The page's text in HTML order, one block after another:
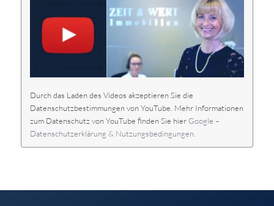
Durch das Laden des Videos akzeptieren Sie die
Datenschutzbestimmungen von YouTube. Mehr Informationen
zum Datenschutz von YouTube finden Sie hier Google –
Datenschutzerklärung & Nutzungsbedingungen.